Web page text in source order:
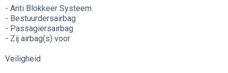
- Anti Blokkeer Systeem
- Bestuurdersairbag
- Passagiersairbag
- Zij airbag(s) voor
Veiligheid